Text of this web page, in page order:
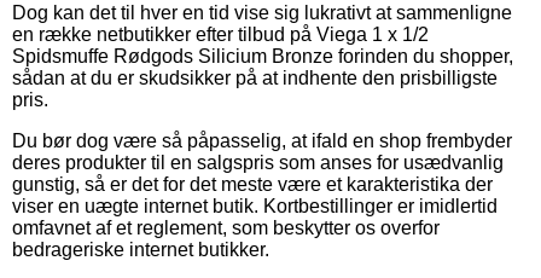
Dog kan det til hver en tid vise sig lukrativt at sammenligne
en række netbutikker efter tilbud på Viega 1 x 1/2
Spidsmuffe Rødgods Silicium Bronze forinden du shopper,
sådan at du er skudsikker på at indhente den prisbilligste
pris.
Du bør dog være så påpasselig, at ifald en shop frembyder
deres produkter til en salgspris som anses for usædvanlig
gunstig, så er det for det meste være et karakteristika der
viser en uægte internet butik. Kortbestillinger er imidlertid
omfavnet af et reglement, som beskytter os overfor
bedrageriske internet butikker.